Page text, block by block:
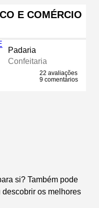
E COMÉRCIO
Padaria
Confeitaria
22 avaliações
9 comentários
si? Também pode
descobrir os melhores